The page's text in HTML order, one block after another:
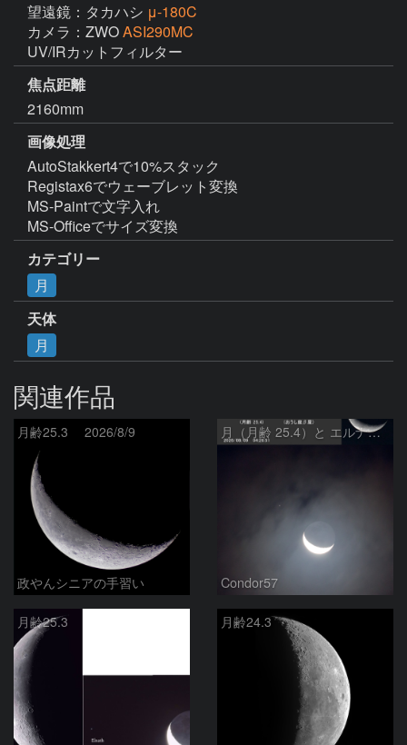
望遠鏡：タカハシ μ-180C
カメラ：ZWOASI290MC
UV/IRカットフィルター
焦点距離
2160mm
画像処理
AutoStakkert4で10%スタック
Registax6でウェーブレット変換
MS-Paintで文字入れ
MS-Officeでサイズ変換
カテゴリー
月
天体
月
関連作品
月齢25.3 2026/8/9
政やんシニアの手習い
月（月齢 25.4）と エルナト（おうし座β星）
Condor57
月齢25.3 月齢24.3